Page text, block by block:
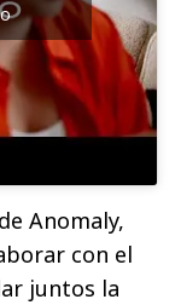
Anomaly,
con el
juntos la